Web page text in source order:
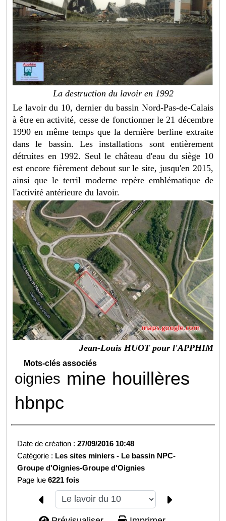
La destruction du lavoir en 1992
Le lavoir du 10, dernier du bassin Nord-Pas-de-Calais
à être en activité, cesse de fonctionner le 21 décembre
1990 en même temps que la dernière berline extraite
dans le bassin. Les installations sont entièrement
détruites en 1992. Seul le château d'eau du siège 10
est encore fièrement debout sur le site, jusqu'en 2015,
ainsi que le terril moderne repère emblématique de
l'activité antérieure du lavoir.
Jean-Louis HUOT pour l'APPHIM
Mots-clés associés
oignies mine houillères
hbnpc
Date de création :27/09/2016 10:48
Catégorie : Les sites miniers - Le bassin NPC-
Groupe d'Oignies-Groupe d'Oignies
Page lue6221 fois